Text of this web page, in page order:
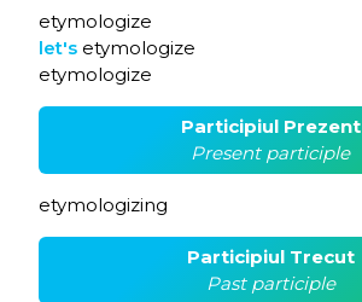
etymologize
let's etymologize
etymologize
Participiul Prezent
Present participle
etymologizing
Participiul Trecut
Past participle